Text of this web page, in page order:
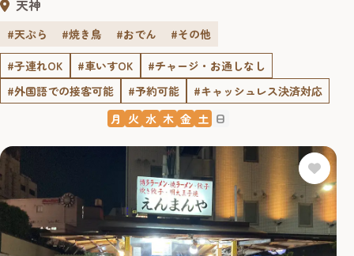
天神
#天ぷら #焼き鳥 #おでん
#その他
#子連れOK
#車いすOK
#チャージ・お通しなし
#外国語での接客可能
#予約可能
#キャッシュレス決済対応
月 火 水 木 金 土 日